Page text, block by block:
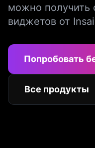
можно получить
виджетов от
Попробовать
Все продукты